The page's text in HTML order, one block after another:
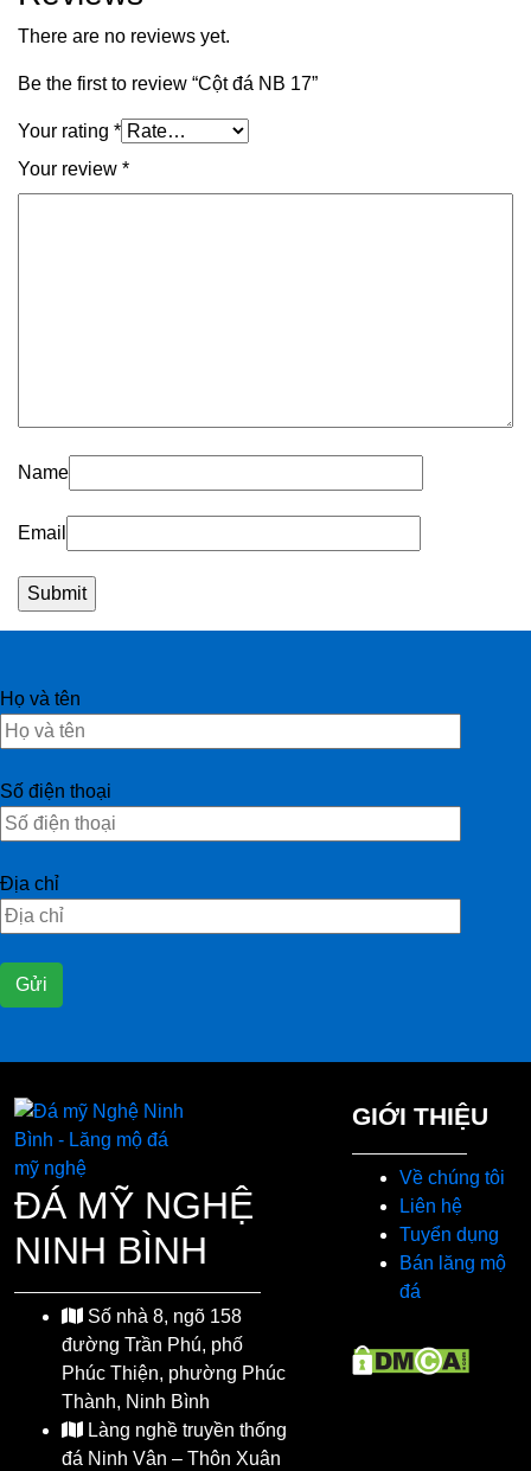
There are no reviews yet.
Be the first to review “Cột đá NB 17”
Your rating *
Your review *
Name
Email
Họ và tên
Số điện thoại
Địa chỉ
ĐÁ MỸ NGHỆ
NINH BÌNH
Số nhà 8, ngõ 158
đường Trần Phú, phố
Phúc Thiện, phường Phúc
Thành, Ninh Bình
Làng nghề truyền thống
đá Ninh Vân – Thôn Xuân
GIỚI THIỆU
Về chúng tôi
Liên hệ
Tuyển dụng
Bán lăng mộ
đá